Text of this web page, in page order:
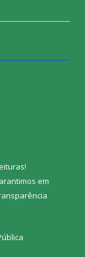
!
em